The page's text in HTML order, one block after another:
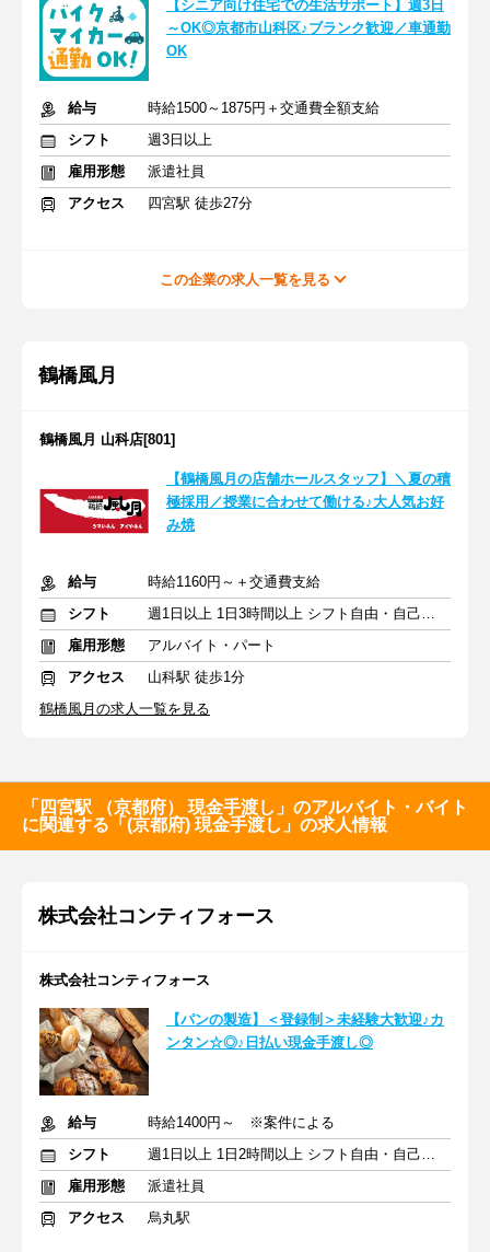
【シニア向け住宅での生活サポート】週3日
～OK◎京都市山科区♪ブランク歓迎／車通勤
OK
給与
時給1500～1875円＋交通費全額支給
シフト
週3日以上
雇用形態
派遣社員
アクセス
四宮駅 徒歩27分
この企業の求人一覧を見る
鶴橋風月
鶴橋風月 山科店[801]
【鶴橋風月の店舗ホールスタッフ】＼夏の積
極採用／授業に合わせて働ける♪大人気お好
み焼
給与
時給1160円～＋交通費支給
シフト
週1日以上 1日3時間以上 シフト自由・自己申告
雇用形態
アルバイト・パート
アクセス
山科駅 徒歩1分
鶴橋風月の求人一覧を見る
「四宮駅 （京都府） 現金手渡し」のアルバイト・バイト
に関連する「(京都府) 現金手渡し」の求人情報
株式会社コンティフォース
株式会社コンティフォース
【パンの製造】＜登録制＞未経験大歓迎♪カ
ンタン☆◎♪日払い現金手渡し◎
給与
時給1400円～ ※案件による
シフト
週1日以上 1日2時間以上 シフト自由・自己申告
雇用形態
派遣社員
アクセス
烏丸駅